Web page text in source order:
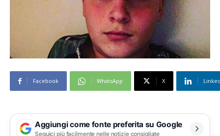
Facebook WhatsApp X
Aggiungi come fonte preferita su Google
Seguici più facilmente nelle notizie consigliate